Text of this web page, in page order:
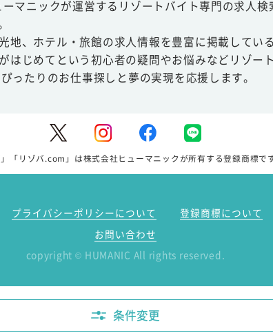
マニックが運営するリゾートバイト専門の求人
地、ホテル・旅館の求人情報を豊富に掲載してい
はじめてという初心者の疑問やお悩みなどリゾー
ったりのお仕事探しと夢の実現を応援します。
」「リゾバ.com」は株式会社ヒューマニックが所有する登録商標です
プライバシーポリシーについて 登録商標について
お問い合わせ
copyright © HUMANIC All rights reserved.
条件変更